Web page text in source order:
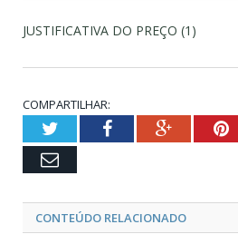
JUSTIFICATIVA DO PREÇO (1)
COMPARTILHAR:
TwitterFacebookGoogle+
Email
CONTEÚDO RELACIONADO